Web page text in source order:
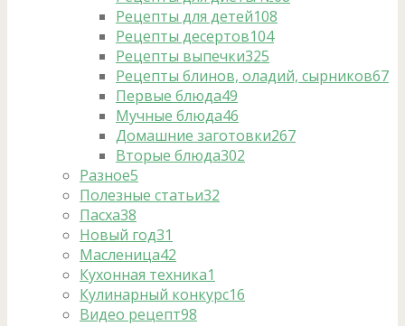
Рецепты для детей108
Рецепты десертов104
Рецепты выпечки325
Рецепты блинов, оладий, сырников67
Первые блюда49
Мучные блюда46
Домашние заготовки267
Вторые блюда302
Разное5
Полезные статьи32
Пасха38
Новый год31
Масленица42
Кухонная техника1
Кулинарный конкурс16
Видео рецепт98